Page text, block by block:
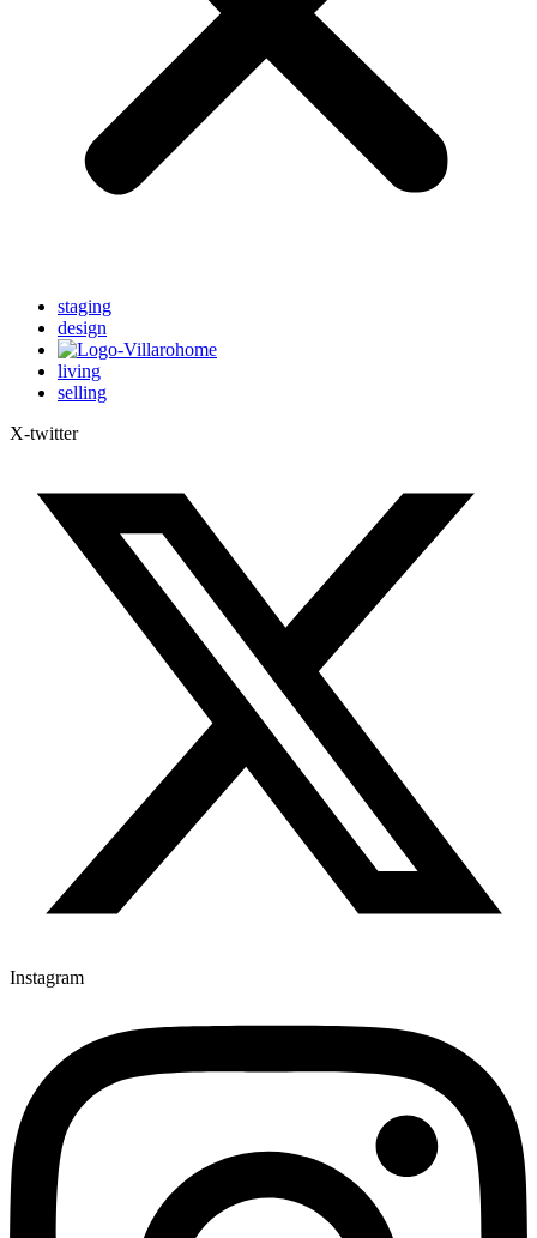
staging
design
living
selling
X-twitter
Instagram